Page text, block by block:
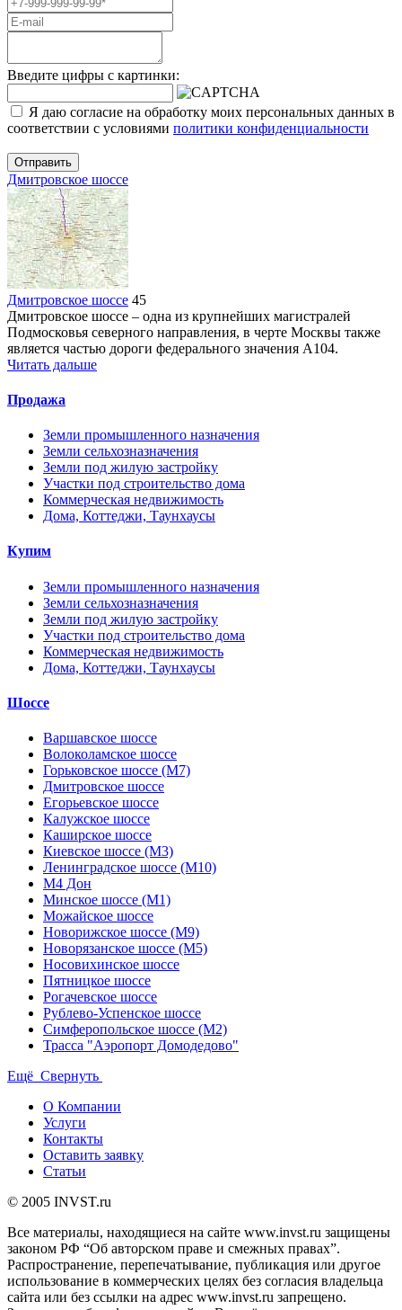
Введите цифры с картинки:
Я даю согласие на обработку моих персональных данных в
соответствии с условиями политики конфиденциальности
Отправить
Дмитровское шоссе
Дмитровское шоссе 45
Дмитровское шоссе – одна из крупнейших магистралей
Подмосковья северного направления, в черте Москвы также
является частью дороги федерального значения А104.
Читать дальше
Продажа
Земли промышленного назначения
Земли сельхозназначения
Земли под жилую застройку
Участки под строительство дома
Коммерческая недвижимость
Дома, Коттеджи, Таунхаусы
Купим
Земли промышленного назначения
Земли сельхозназначения
Земли под жилую застройку
Участки под строительство дома
Коммерческая недвижимость
Дома, Коттеджи, Таунхаусы
Шоссе
Варшавское шоссе
Волоколамское шоссе
Горьковское шоссе (М7)
Дмитровское шоссе
Егорьевское шоссе
Калужское шоссе
Каширское шоссе
Киевское шоссе (М3)
Ленинградское шоссе (М10)
М4 Дон
Минское шоссе (М1)
Можайское шоссе
Новорижское шоссе (М9)
Новорязанское шоссе (М5)
Носовихинское шоссе
Пятницкое шоссе
Рогачевское шоссе
Рублево-Успенское шоссе
Симферопольское шоссе (М2)
Трасса "Аэропорт Домодедово"
Ещё Свернуть
О Компании
Услуги
Контакты
Оставить заявку
Статьи
© 2005 INVST.ru
Все материалы, находящиеся на сайте www.invst.ru защищены
законом РФ “Об авторском праве и смежных правах”.
Распространение, перепечатывание, публикация или другое
использование в коммерческих целях без согласия владельца
сайта или без ссылки на адрес www.invst.ru запрещено.